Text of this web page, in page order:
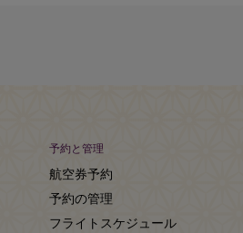
予約と管理
航空券予約
予約の管理
フライトスケジュール